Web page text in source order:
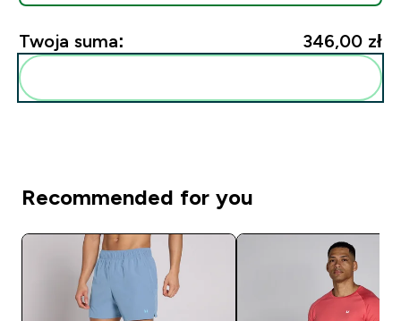
Twoja suma: 346,00 zł‎
Recommended for you